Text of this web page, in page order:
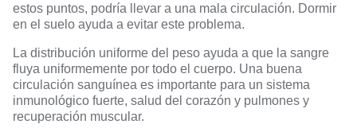
estos puntos, podría llevar a una mala circulación. Dormir
en el suelo ayuda a evitar este problema.
La distribución uniforme del peso ayuda a que la sangre
fluya uniformemente por todo el cuerpo. Una buena
circulación sanguínea es importante para un sistema
inmunológico fuerte, salud del corazón y pulmones y
recuperación muscular.